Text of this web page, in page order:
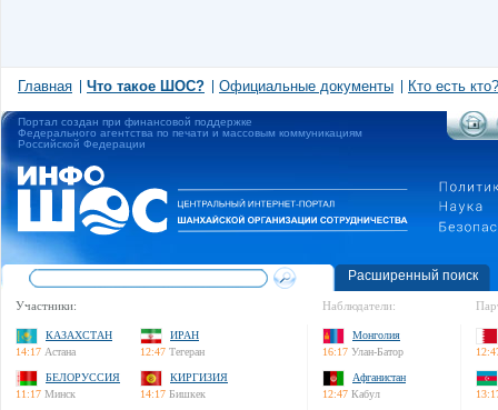
Главная Что такое ШОС? Официальные документы Кто есть кто?
Портал создан при финансовой поддержке
Федерального агентства по печати и массовым коммуникациям
Российской Федерации
Расширенный поиск
Участники:
КАЗАХСТАН
14:17 Астана
ИРАН
12:47 Тегеран
БЕЛОРУССИЯ
11:17 Минск
КИРГИЗИЯ
14:17 Бишкек
Наблюдатели:
Монголия
16:17 Улан-Батор
Афганистан
12:47 Кабул